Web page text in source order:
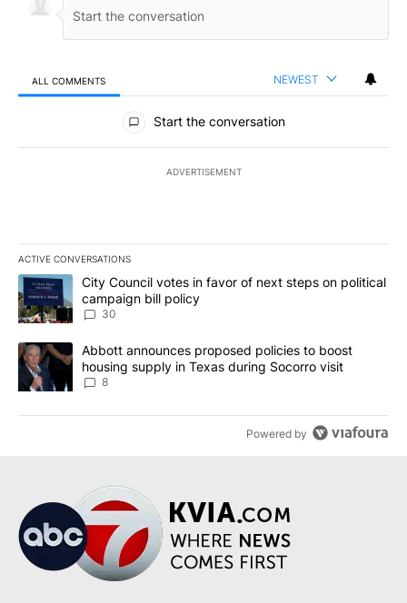
ALL COMMENTS NEWEST
All Comments
Start the conversation
ADVERTISEMENT
ACTIVE CONVERSATIONS
The following is a list of the most commented articles in the last
A trending article titled "City Council votes in favor of next
City Council votes in favor of next steps on political
campaign bill policy
30
A trending article titled "Abbott announces proposed policies to
Abbott announces proposed policies to boost
housing supply in Texas during Socorro visit
8
Powered by